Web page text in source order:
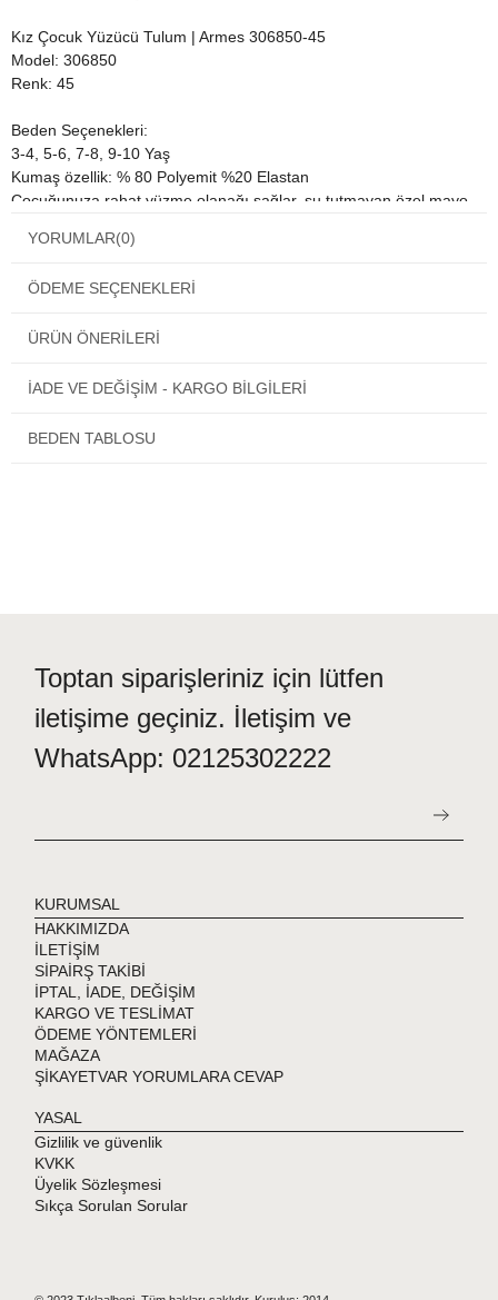
Kız Çocuk Yüzücü Tulum | Armes 306850-45
Model: 306850
Renk: 45
Beden Seçenekleri:
3-4, 5-6, 7-8, 9-10 Yaş
Kumaş özellik: % 80 Polyemit %20 Elastan
Çocuğunuza rahat yüzme olanağı sağlar, su tutmayan özel mayo
da keyifle oynayabilir.
uzunluğunda fermuar vardır.
oluşmaktadır.
YORUMLAR(0)
ÖDEME SEÇENEKLERI
ÜRÜN ÖNERILERI
İADE VE DEĞİŞİM - KARGO BİLGİLERİ
BEDEN TABLOSU
Toptan siparişleriniz için lütfen
iletişime geçiniz. İletişim ve
WhatsApp: 02125302222
KURUMSAL
HAKKIMIZDA
İLETİŞİM
SİPAİRŞ TAKİBİ
İPTAL, İADE, DEĞİŞİM
KARGO VE TESLİMAT
ÖDEME YÖNTEMLERİ
MAĞAZA
ŞİKAYETVAR YORUMLARA CEVAP
YASAL
Gizlilik ve güvenlik
KVKK
Üyelik Sözleşmesi
Sıkça Sorulan Sorular